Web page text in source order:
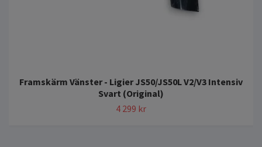
Framskärm Vänster - Ligier JS50/JS50L V2/V3 Intensiv
Svart (Original)
4 299 kr